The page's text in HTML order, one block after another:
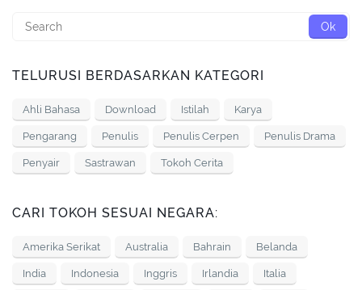
TELURUSI BERDASARKAN KATEGORI
Ahli Bahasa Download Istilah Karya
Pengarang Penulis Penulis Cerpen Penulis Drama
Penyair Sastrawan Tokoh Cerita
CARI TOKOH SESUAI NEGARA:
Amerika Serikat Australia Bahrain Belanda
India Indonesia Inggris Irlandia Italia